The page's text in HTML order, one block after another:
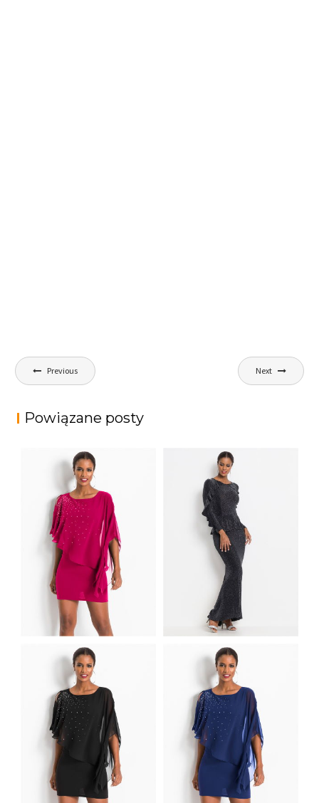
Nawigacja
wpisu
Previous Next
Powiązane posty
DŁUGA SUKIENKA
WIECZOROWA Z
POŁYSKIEM
MINI SUKIENKA
WIECZOROWA
POŁYSKUJĄCA
CZERWONA